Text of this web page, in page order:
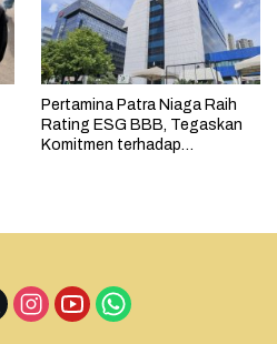
Pertamina Patra Niaga Raih
Rating ESG BBB, Tegaskan
Komitmen terhadap